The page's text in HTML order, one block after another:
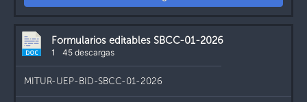
Formularios editables SBCC-01-2026
1 45 descargas
MITUR-UEP-BID-SBCC-01-2026